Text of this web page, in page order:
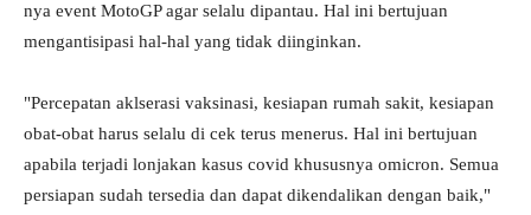
nya event MotoGP agar selalu dipantau. Hal ini bertujuan
mengantisipasi hal-hal yang tidak diinginkan.
"Percepatan aklserasi vaksinasi, kesiapan rumah sakit, kesiapan
obat-obat harus selalu di cek terus menerus. Hal ini bertujuan
apabila terjadi lonjakan kasus covid khususnya omicron. Semua
persiapan sudah tersedia dan dapat dikendalikan dengan baik,"